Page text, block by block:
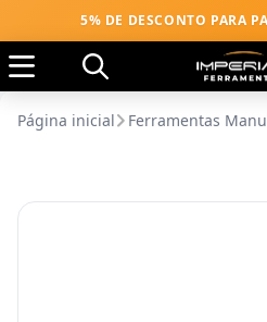
5% DE DESCONTO PARA
Página inicial Ferramentas